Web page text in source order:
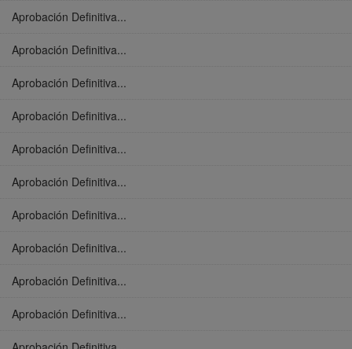
Aprobación Definitiva...
Aprobación Definitiva...
Aprobación Definitiva...
Aprobación Definitiva...
Aprobación Definitiva...
Aprobación Definitiva...
Aprobación Definitiva...
Aprobación Definitiva...
Aprobación Definitiva...
Aprobación Definitiva...